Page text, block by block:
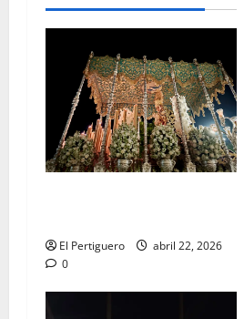
El Pertiguero
abril 22, 2026
0